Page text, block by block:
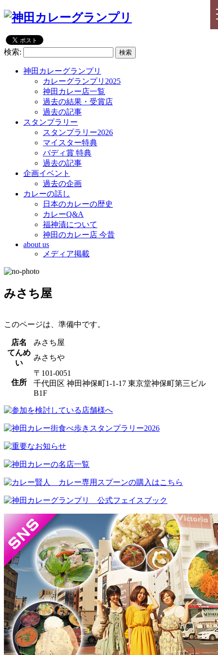
検索:
神田カレーグランプリ
カレーグランプリ2025
神田カレー店一覧
過去の結果・受賞店
過去の記事
スタンプラリー
スタンプラリー2026
マイスター特典
バディ賞 特典
過去の記事
企画イベント
過去の企画
カレーの話し
日本のカレーの歴史
カレーQ&A
福神漬について
神田のカレー店 今昔
about us
メディア掲載
みさち屋
このページは、準備中です。
店名
みさち屋
てんめ
い
みさちや
住所
〒101-0051
千代田区 神田神保町1-1-17 東京堂神保町第三ビル
B1F